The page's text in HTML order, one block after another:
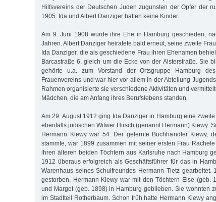
Hilfsvereins der Deutschen Juden zugunsten der Opfer der
1905. Ida und Albert Danziger hatten keine Kinder.
Am 9. Juni 1908 wurde ihre Ehe in Hamburg geschieden,
Jahren. Albert Danziger heiratete bald erneut, seine zweite
Ida Danziger, die als geschiedene Frau ihren Ehenamen
Barcastraße 6, gleich um die Ecke von der Alsterstraße. Sie
gehörte u.a. zum Vorstand der Ortsgruppe Hamburg
Frauenvereins und war hier vor allem in der Abteilung
Rahmen organisierte sie verschiedene Aktivitäten und
Mädchen, die am Anfang ihres Berufslebens standen.
Am 29. August 1912 ging Ida Danziger in Hamburg eine
ebenfalls jüdischen Witwer Hirsch (genannt Hermann) Kiewy.
Hermann Kiewy war 54. Der gelernte Buchhändler Kiewy,
stammte, war 1899 zusammen mit seiner ersten Frau
ihren älteren beiden Töchtern aus Karlsruhe nach Hamburg
1912 überaus erfolgreich als Geschäftsführer für das in
Warenhaus seines Schulfreundes Hermann Tietz gearbeitet.
gestorben, Hermann Kiewy war mit den Töchtern Else (geb.
und Margot (geb. 1898) in Hamburg geblieben. Sie wohnten
im Stadtteil Rotherbaum. Schon früh hatte Hermann Kiewy